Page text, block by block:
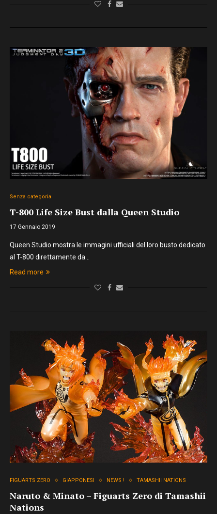
Senza categoria
T-800 Life Size Bust dalla Queen Studio
17 Gennaio 2019
Queen Studio mostra le immagini ufficiali del loro busto dedicato
al T-800 direttamente da…
Read more
FIGUARTS ZERO GIAPPONESI NEWS ! TAMASHII NATIONS
Naruto & Minato – Figuarts Zero di Tamashii
Nations